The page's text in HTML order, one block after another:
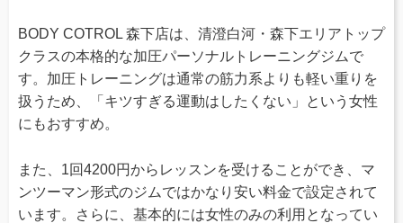
BODY COTROL 森下店は、清澄白河・森下エリアトップ
クラスの本格的な加圧パーソナルトレーニングジムで
す。加圧トレーニングは通常の筋力系よりも軽い重りを
扱うため、「キツすぎる運動はしたくない」という女性
にもおすすめ。
また、1回4200円からレッスンを受けることができ、マ
ンツーマン形式のジムではかなり安い料金で設定されて
います。さらに、基本的には女性のみの利用となってい